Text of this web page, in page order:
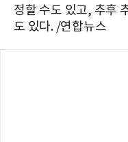
정할 수도 있고, 추후
도 있다. /연합뉴스